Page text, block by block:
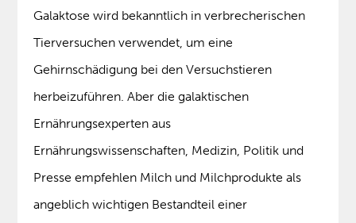
Galaktose wird bekanntlich in verbrecherischen
Tierversuchen verwendet, um eine
Gehirnschädigung bei den Versuchstieren
herbeizuführen. Aber die galaktischen
Ernährungsexperten aus
Ernährungswissenschaften, Medizin, Politik und
Presse empfehlen Milch und Milchprodukte als
angeblich wichtigen Bestandteil einer